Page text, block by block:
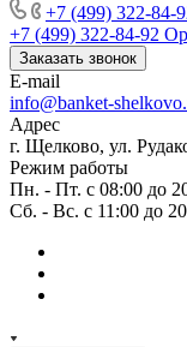
+7 (499) 322-84-
+7 (499) 322-84-92
Заказать звонок
E-mail
info@banket-
Адрес
г. Щелково, ул.
Режим работы
Пн. - Пт. с 08:00 до
Сб. - Вс. с 11:00 до